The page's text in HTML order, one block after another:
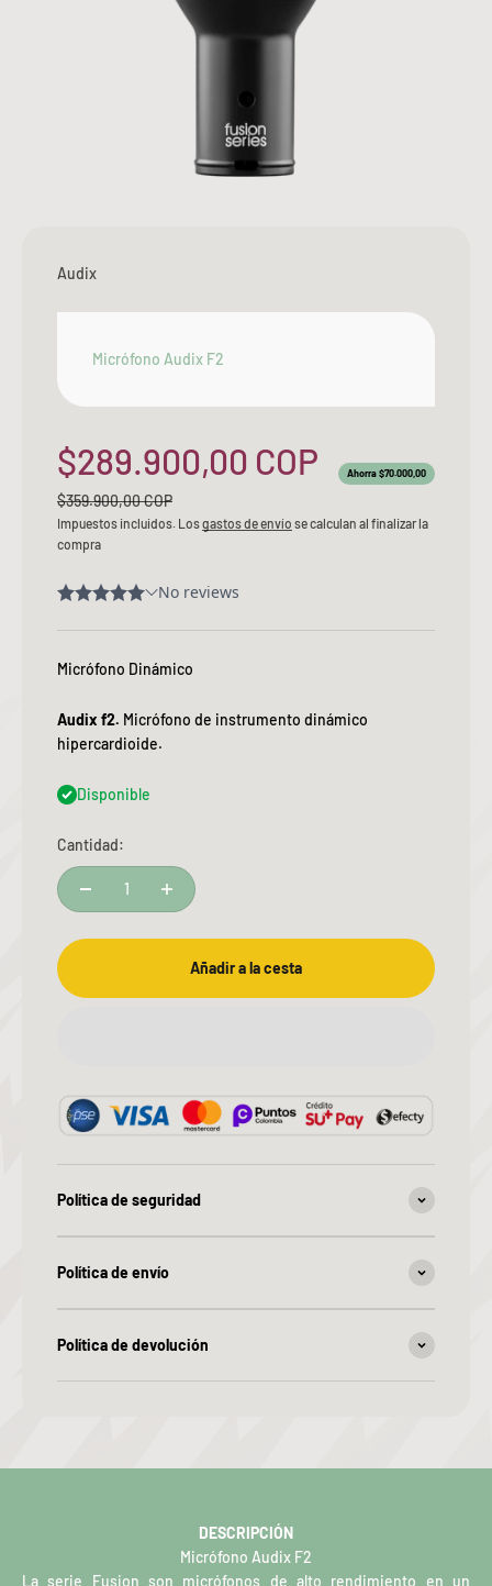
Audix
Micrófono Audix F2
Precio de oferta
$289.900,00 COP
Precio normal
$359.900,00 COP
Ahorra $70.000,00
Impuestos incluidos. Losgastos de envío se calculan al finalizar la
compra
Micrófono Dinámico
Audix f2. Micrófono de instrumento dinámico
hipercardioide.
Disponible
Cantidad:
Añadir a la cesta
Política de seguridad
Política de envío
Política de devolución
DESCRIPCIÓN
Micrófono Audix F2
La serie Fusion son micrófonos de alto rendimiento en un